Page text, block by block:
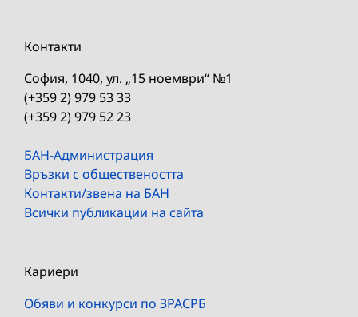
Контакти
София, 1040, ул. „15 ноември“ №1
(+359 2) 979 53 33
(+359 2) 979 52 23
БАН-Администрация
Връзки с обществеността
Контакти/звена на БАН
Всички публикации на сайта
Кариери
Обяви и конкурси по ЗРАСРБ